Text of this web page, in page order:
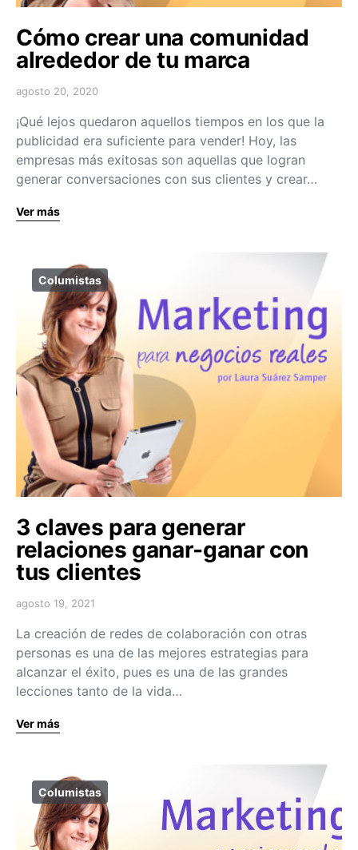
Cómo crear una comunidad
alrededor de tu marca
agosto 20, 2020
¡Qué lejos quedaron aquellos tiempos en los que la
publicidad era suficiente para vender! Hoy, las
empresas más exitosas son aquellas que logran
generar conversaciones con sus clientes y crear…
Ver más
Columistas
3 claves para generar
relaciones ganar-ganar con
tus clientes
agosto 19, 2021
La creación de redes de colaboración con otras
personas es una de las mejores estrategias para
alcanzar el éxito, pues es una de las grandes
lecciones tanto de la vida…
Ver más
Columistas